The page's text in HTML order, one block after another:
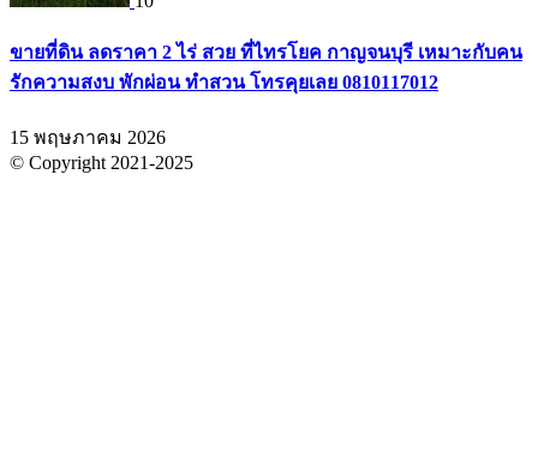
ขายที่ดิน ลดราคา 2 ไร่ สวย ที่ไทรโยค กาญจนบุรี เหมาะกับคน
รักความสงบ พักผ่อน ทำสวน โทรคุยเลย 0810117012
15 พฤษภาคม 2026
© Copyright 2021-2025